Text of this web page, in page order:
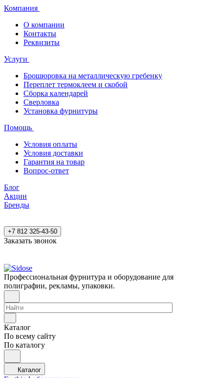
Компания
О компании
Контакты
Реквизиты
Услуги
Брошюровка на металлическую гребенку
Переплет термоклеем и скобой
Сборка календарей
Сверловка
Установка фурнитуры
Помощь
Условия оплаты
Условия доставки
Гарантия на товар
Вопрос-ответ
Блог
Акции
Бренды
+7 812 325-43-50
Заказать звонок
Профессиональная фурнитура и оборудование для
полиграфии, рекламы, упаковки.
Каталог
По всему сайту
По каталогу
Каталог